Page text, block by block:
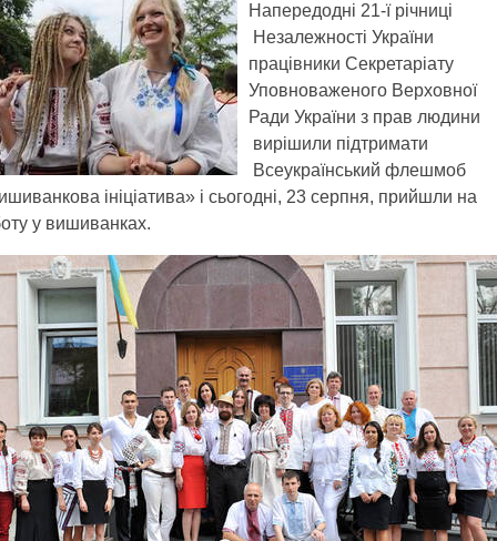
Напередодні 21-ї річниці
Незалежності України
працівники Секретаріату
Уповноваженого Верховної
Ради України з прав людини
вирішили підтримати
Всеукраїнський флешмоб
ініціатива» і сьогодні, 23 серпня, прийшли на
у вишиванках.